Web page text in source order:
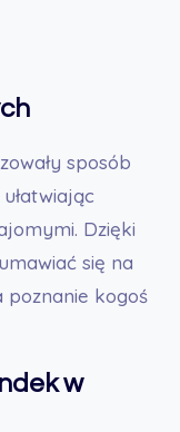
sposób
Dzięki
się na
poznanie kogoś
w